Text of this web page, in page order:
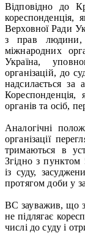
Відповідно до
кореспонденція,
Верховної Ради
з прав людини,
міжнародних
Україна,
організацій, до
надсилається за
Кореспонденція,
органів та осіб,
Аналогічні
організації
тримаються в
Згідно з пунктом
із суду,
протягом доби у
ВС зауважив, що
не підлягає
числі до суду і